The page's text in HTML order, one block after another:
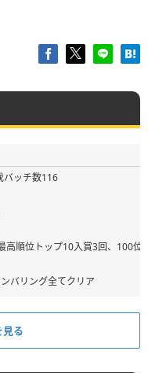
バッチ数116
高順位トップ10入賞3回、100位
バリング全てクリア
見る